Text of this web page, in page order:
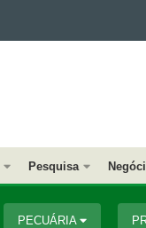
Pesquisa
PECUÁRIA